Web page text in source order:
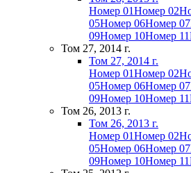
Номер 01Номер 02
05Номер 06Номер 07
09Номер 10Номер 11
Том 27, 2014 г.
Том 27, 2014 г.
Номер 01Номер 02
05Номер 06Номер 07
09Номер 10Номер 11
Том 26, 2013 г.
Том 26, 2013 г.
Номер 01Номер 02
05Номер 06Номер 07
09Номер 10Номер 11